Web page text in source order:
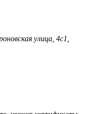
улица, 4с1,